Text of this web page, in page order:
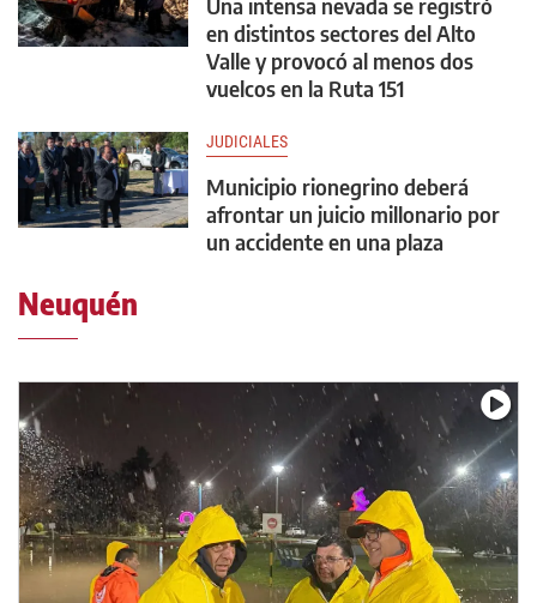
Una intensa nevada se registró
en distintos sectores del Alto
Valle y provocó al menos dos
vuelcos en la Ruta 151
JUDICIALES
Municipio rionegrino deberá
afrontar un juicio millonario por
un accidente en una plaza
Neuquén